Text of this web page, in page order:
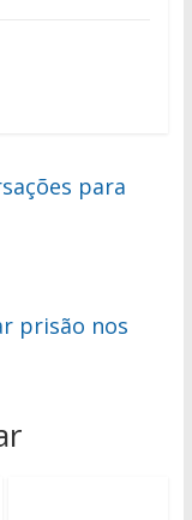
para
prisão nos